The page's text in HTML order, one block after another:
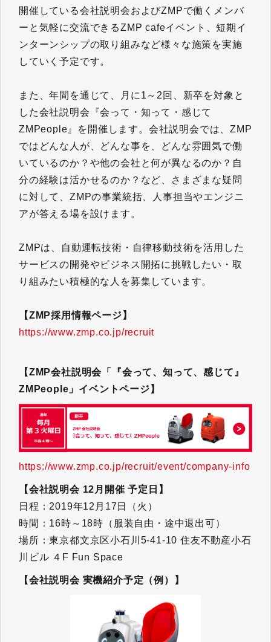
開催している会社説明会およびZMPで働くメンバ
ーと気軽に交流できるZMP cafeイベント、短期イ
ンターンシップの取り組みなど様々な施策を実施
していく予定です。
また、年間を通じて、月に1～2回、新卒を対象と
した会社説明会『会って・知って・感じて
ZMPeople』を開催します。会社説明会では、ZMP
ではどんな人が、どんな事を、どんな雰囲気で働
いているのか？や他の会社と何が異なるのか？自
分の経験は活かせるのか？など、さまざまな疑問
に対して、ZMPの事業統括、人事担当やエンジニ
アが答える場を設けます。
ZMPは、自動運転技術・自律移動技術を活用した
サービスの開発やビジネス開拓に挑戦したい・取
り組みたい積極的な人を募集しています。
【ZMP採用情報ページ】
https://www.zmp.co.jp/recruit
【ZMP会社説明会「『会って、知って、感じて』
ZMPeople」イベントページ】
https://www.zmp.co.jp/recruit/event/company-info
【会社説明会 12月開催 予定日】
日程：2019年12月17日（火）
時間：16時～18時（服装自由・途中退出可）
場所：東京都文京区小石川5-41-10 住友不動産小石
川ビル ４F Fun Space
【会社説明会 実機紹介予定（例）】